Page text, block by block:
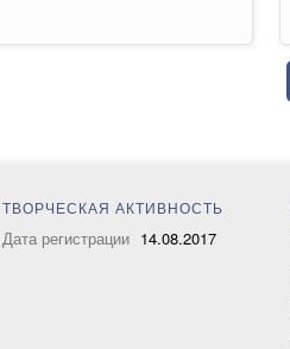
ТВОРЧЕСКАЯ АКТИВНОСТЬ
Дата регистрации 14.08.2017